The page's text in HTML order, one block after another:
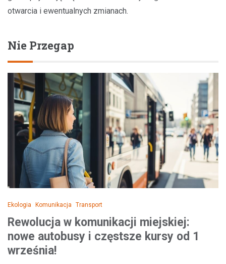
otwarcia i ewentualnych zmianach.
Nie Przegap
Ekologia Komunikacja Transport
Rewolucja w komunikacji miejskiej:
nowe autobusy i częstsze kursy od 1
września!